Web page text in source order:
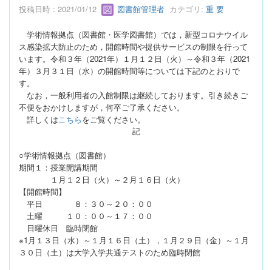
投稿日時 : 2021/01/12 図書館管理者 カテゴリ: 重 要
学術情報拠点（図書館・医学図書館）では，新型コロナウイル
ス感染拡大防止のため，開館時間や提供サービスの制限を行って
います。令和３年（2021年）１月１２日（火）～令和３年（2021
年）３月３１日（水）の開館時間等については下記のとおりで
す。
なお，一般利用者の入館制限は継続しております。引き続きご
不便をおかけしますが，何卒ご了承ください。
詳しくはこちらをご覧ください。
記
○学術情報拠点（図書館）
期間１：授業開講期間
１月１２日（火）～２月１６日（火）
【開館時間】
平日 ８：３０～２０：００
土曜 １０：００～１７：００
日曜休日 臨時閉館
※1月１３日（水）～１月１６日（土），１月２９日（金）～１月
３０日（土）は大学入学共通テストのため臨時閉館